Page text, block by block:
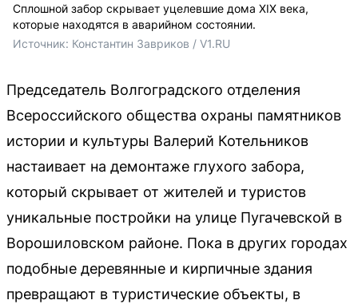
Сплошной забор скрывает уцелевшие дома XIX века,
которые находятся в аварийном состоянии.
Источник: Константин Завриков / V1.RU
Председатель Волгоградского отделения
Всероссийского общества охраны памятников
истории и культуры Валерий Котельников
настаивает на демонтаже глухого забора,
который скрывает от жителей и туристов
уникальные постройки на улице Пугачевской в
Ворошиловском районе. Пока в других городах
подобные деревянные и кирпичные здания
превращают в туристические объекты, в